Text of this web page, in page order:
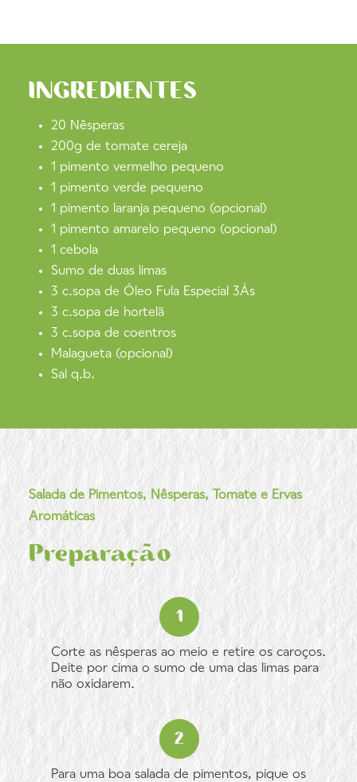
Salada de Pimentos, Nêsperas, Tomate e Ervas
Aromáticas
Preparação
Corte as nêsperas ao meio e retire os caroços.
Deite por cima o sumo de uma das limas para
não oxidarem.
Para uma boa salada de pimentos, pique os
INGREDIENTES
20 Nêsperas
200g de tomate cereja
1 pimento vermelho pequeno
1 pimento verde pequeno
1 pimento laranja pequeno (opcional)
1 pimento amarelo pequeno (opcional)
1 cebola
Sumo de duas limas
3 c.sopa de Óleo Fula Especial 3Ás
3 c.sopa de hortelã
3 c.sopa de coentros
Malagueta (opcional)
Sal q.b.